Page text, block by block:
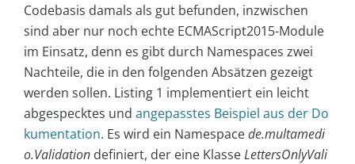
Codebasis damals als gut befunden, inzwischen
sind aber nur noch echte ECMAScript2015-Module
im Einsatz, denn es gibt durch Namespaces zwei
Nachteile, die in den folgenden Absätzen gezeigt
werden sollen. Listing 1 implementiert ein leicht
abgespecktes und angepasstes Beispiel aus der Do
kumentation. Es wird ein Namespacede.multamedi
o.Validation definiert, der eine KlasseLettersOnlyVali